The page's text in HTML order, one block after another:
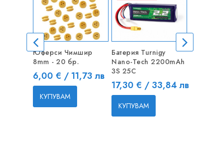
Юферси Чимшир
8mm - 20 бр.
Цена
6,00 € / 11,73 лв
КУПУВАМ
Батерия Turnigy
Nano-Tech 2200mAh
3S 25C
Цена
17,30 € / 33,84 лв
КУПУВАМ
50CM